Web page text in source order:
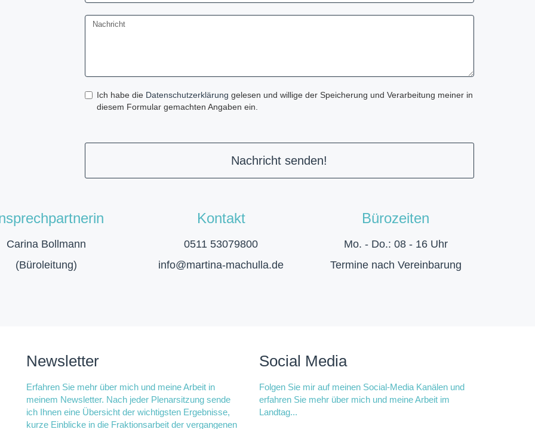
Ich habe die Datenschutzerklärung gelesen und willige der Speicherung und Verarbeitung meiner in
diesem Formular gemachten Angaben ein.
Nachricht senden!
Carina Bollmann
(Büroleitung)
Kontakt
0511 53079800
info@martina-machulla.de
Bürozeiten
Mo. - Do.: 08 - 16 Uhr
Termine nach Vereinbarung
Newsletter
Erfahren Sie mehr über mich und meine Arbeit in
meinem Newsletter. Nach jeder Plenarsitzung sende
ich Ihnen eine Übersicht der wichtigsten Ergebnisse,
kurze Einblicke in die Fraktionsarbeit der vergangenen
Social Media
Folgen Sie mir auf meinen Social-Media Kanälen und
erfahren Sie mehr über mich und meine Arbeit im
Landtag...